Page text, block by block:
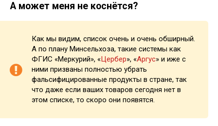
А может меня не коснётся?
Как мы видим, список очень и очень обширный.
А по плану Минсельхоза, такие системы как
ФГИС «Меркурий», «Цербер», «Аргус» и иже с
ними призваны полностью убрать
фальсифицированные продукты в стране, так
что даже если ваших товаров сегодня нет в
этом списке, то скоро они появятся.